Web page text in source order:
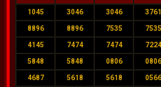
1045 3046 3046 3761
8896 8896 7535 7535
4145 7474 7474 7224
5848 5848 0806 0806
4687 5618 5618 0566